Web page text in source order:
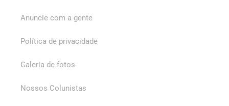
Anuncie com a gente
Política de privacidade
Galeria de fotos
Nossos Colunistas